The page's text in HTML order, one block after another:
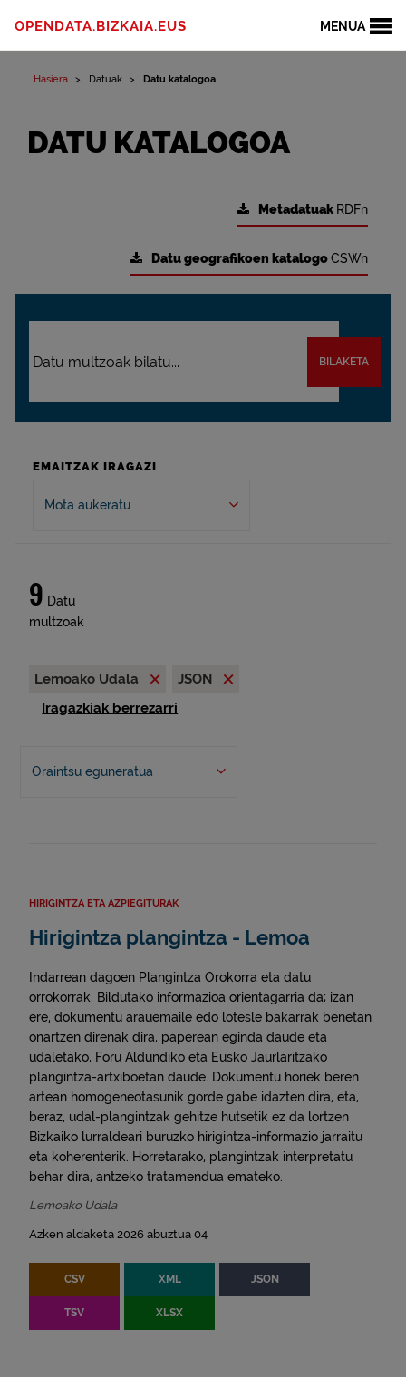
MENUA
OPENDATA.BIZKAIA.EUS
Hasiera Datuak Datu katalogoa
DATU KATALOGOA
Metadatuak RDFn
Datu geografikoen katalogoCSWn
BILAKETA
EMAITZAK IRAGAZI
Mota aukeratu
9 Datu
multzoak
Lemoako Udala
JSON
Iragazkiak berrezarri
Oraintsu eguneratua
HIRIGINTZA ETA AZPIEGITURAK
Hirigintza plangintza - Lemoa
Indarrean dagoen Plangintza Orokorra eta datu
orrokorrak. Bildutako informazioa orientagarria da; izan
ere, dokumentu arauemaile edo lotesle bakarrak benetan
onartzen direnak dira, paperean eginda daude eta
udaletako, Foru Aldundiko eta Eusko Jaurlaritzako
plangintza-artxiboetan daude. Dokumentu horiek beren
artean homogeneotasunik gorde gabe idazten dira, eta,
beraz, udal-plangintzak gehitze hutsetik ez da lortzen
Bizkaiko lurraldeari buruzko hirigintza-informazio jarraitu
eta koherenterik. Horretarako, plangintzak interpretatu
behar dira, antzeko tratamendua emateko.
Lemoako Udala
Azken aldaketa 2026 abuztua 04
CSV XML JSON
TSV XLSX